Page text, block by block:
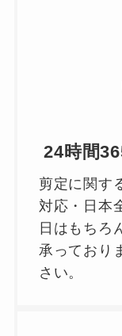
24時間
剪定に関す
対応・日本
日はもちろ
承っており
さい。